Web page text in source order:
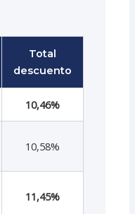
Total
descuento
10,46%
10,58%
11,45%